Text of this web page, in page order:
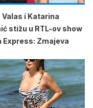
Valas i Katarina
stižu u RTL-ov show
Express: Zmajeva